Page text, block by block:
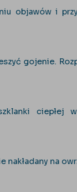
objawów i
gojenie.
ciepłej
na